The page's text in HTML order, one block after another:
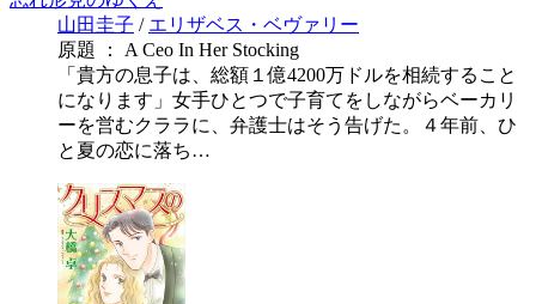
山田圭子 / エリザベス・ベヴァリー
原題 ： A Ceo In Her Stocking
「貴方の息子は、総額１億4200万ドルを相続すること
になります」女手ひとつで子育てをしながらベーカリ
ーを営むクララに、弁護士はそう告げた。４年前、ひ
と夏の恋に落ち…